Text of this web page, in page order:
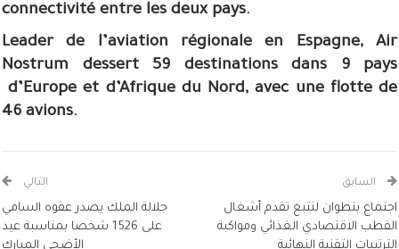
connectivité entre les deux pays.
Leader de l’aviation régionale en Espagne, Air
Nostrum dessert 59 destinations dans 9 pays
d’Europe et d’Afrique du Nord, avec une flotte de
46 avions.
السابق
اجتماع بتطوان لتتبع تقدم أشغال
القطب الاقتصادي الغذائي ومواكبة
الترتيبات التقنية النهائية
التالي
جلالة الملك يصدر عفوه السامي
على 1526 شخصا بمناسبة عيد
الأضحى المبارك